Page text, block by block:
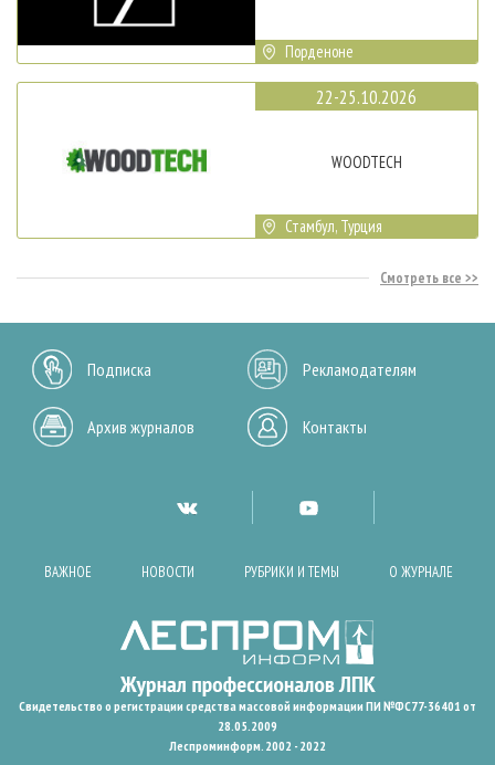
Порденоне
22-25.10.2026
WOODTECH
Стамбул, Турция
Смотреть все
Подписка Рекламодателям
Архив журналов Контакты
ВАЖНОЕ НОВОСТИ РУБРИКИ И ТЕМЫ О ЖУРНАЛЕ
Свидетельство о регистрации средства массовой информации ПИ №ФС77-36401 от
28.05.2009
Леспроминформ. 2002 - 2022